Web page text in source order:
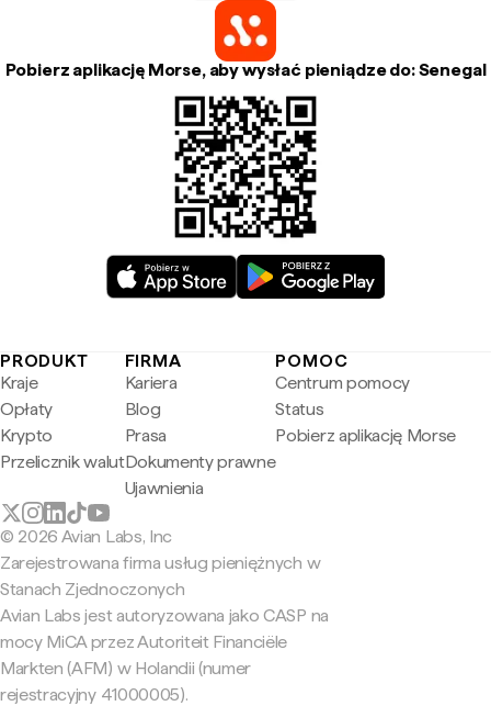
Pobierz aplikację Morse, aby wysłać pieniądze do: Senegal
PRODUKT
Kraje
Opłaty
Krypto
Przelicznik walut
FIRMA
Kariera
Blog
Prasa
Dokumenty prawne
Ujawnienia
POMOC
Centrum pomocy
Status
Pobierz aplikację Morse
© 2026 Avian Labs, Inc
Zarejestrowana firma usług pieniężnych w
Stanach Zjednoczonych
Avian Labs jest autoryzowana jako CASP na
mocy MiCA przez Autoriteit Financiële
Markten (AFM) w Holandii (numer
rejestracyjny 41000005).